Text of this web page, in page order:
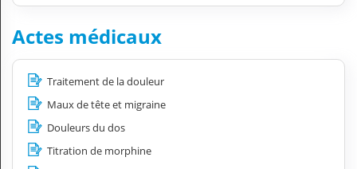
Actes médicaux
Traitement de la douleur
Maux de tête et migraine
Douleurs du dos
Titration de morphine